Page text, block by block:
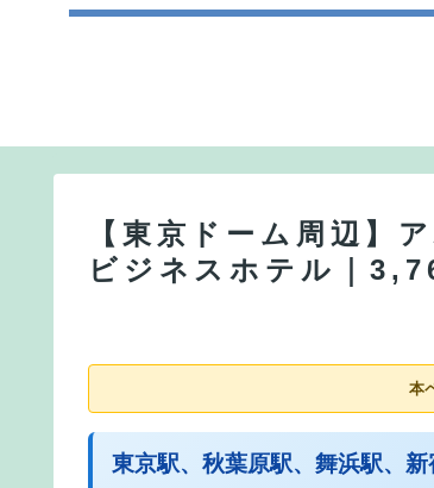
【東京ドーム周辺】
ビジネスホテル｜
本
東京駅、秋葉原駅、舞浜駅、新